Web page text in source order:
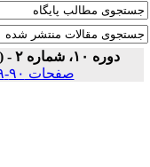
دوره ۱۰، شماره ۲ - ( بهار ۱۴۰۱ )
صفحات ۹۰-۷۹